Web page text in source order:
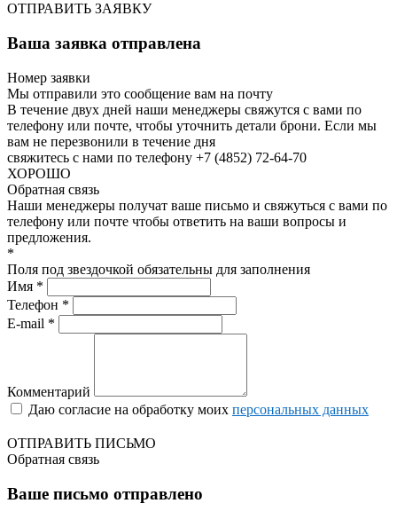
ОТПРАВИТЬ ЗАЯВКУ
Ваша заявка отправлена
Номер заявки
Мы отправили это сообщение вам на почту
В течение двух дней наши менеджеры свяжутся с вами по
телефону или почте, чтобы уточнить детали брони. Если мы
вам не перезвонили в течение дня
свяжитесь с нами по телефону +7 (4852) 72-64-70
ХОРОШО
Обратная связь
Наши менеджеры получат ваше письмо и свяжуться с вами по
телефону или почте чтобы ответить на ваши вопросы и
предложения.
*
Поля под звездочкой обязательны для заполнения
Имя *
Телефон *
E-mail *
Комментарий
Даю согласие на обработку моих персональных данных
ОТПРАВИТЬ ПИСЬМО
Обратная связь
Ваше письмо отправлено